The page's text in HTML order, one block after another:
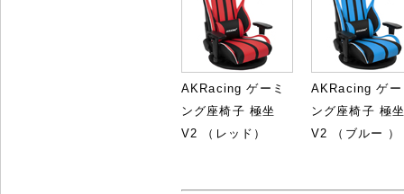
AKRacing ゲーミ
ング座椅子 極坐
V2 （レッド）
AKRacing ゲー
ング座椅子 極
V2 （ブルー ）